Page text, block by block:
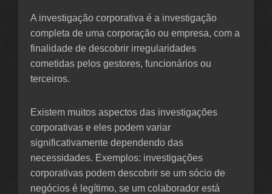
A investigação corporativa é a investigação
completa de uma corporação ou empresa, com a
finalidade de descobrir irregularidades
cometidas pelos gestores, funcionários ou
terceiros.
Existem muitos aspectos das investigações
corporativas e eles podem variar
significativamente dependendo das
necessidades. Exemplos: investigações
corporativas podem descobrir se um sócio de
negócios é legítimo, se um colaborador está